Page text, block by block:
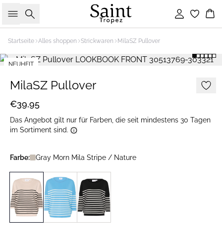
Suche Einloggen
Startseite Alles shoppen Strickwaren MilaSZ Pullover
NEUHEIT
MilaSZ Pullover
€39,95
Das Angebot gilt nur für Farben, die seit mindestens 30 Tagen
im Sortiment sind.
Farbe: Gray Morn Mila Stripe / Nature